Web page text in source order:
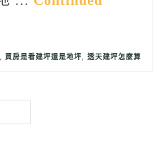
, 買房是看建坪還是地坪, 透天建坪怎麼算